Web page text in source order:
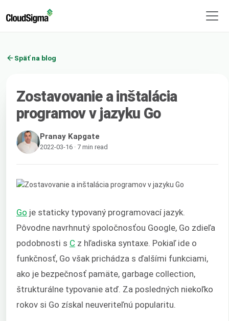
Späť na blog
Zostavovanie a inštalácia
programov v jazyku Go
Pranay Kapgate
2022-03-16 · 7 min read
Go je staticky typovaný programovací jazyk.
Pôvodne navrhnutý spoločnosťou Google, Go zdieľa
podobnosti s C z hľadiska syntaxe. Pokiaľ ide o
funkčnosť, Go však prichádza s ďalšími funkciami,
ako je bezpečnosť pamäte, garbage collection,
štrukturálne typovanie atď. Za posledných niekoľko
rokov si Go získal neuveriteľnú popularitu.